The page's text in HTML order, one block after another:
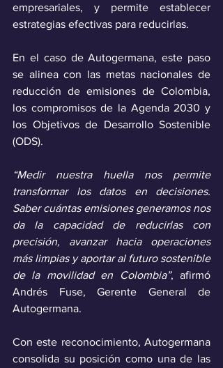
empresariales, y permite establecer
estrategias efectivas para reducirlas.
En el caso de Autogermana, este paso
se alinea con las metas nacionales de
reducción de emisiones de Colombia,
los compromisos de la Agenda 2030 y
los Objetivos de Desarrollo Sostenible
(ODS).
“Medir nuestra huella nos permite
transformar los datos en decisiones.
Saber cuántas emisiones generamos nos
da la capacidad de reducirlas con
precisión, avanzar hacia operaciones
más limpias y aportar al futuro sostenible
de la movilidad en Colombia”, afirmó
Andrés Fuse, Gerente General de
Autogermana.
Con este reconocimiento, Autogermana
consolida su posición como una de las